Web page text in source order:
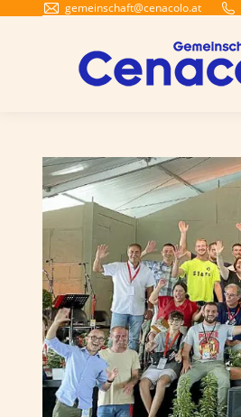
gemeinschaft@cenacolo.at